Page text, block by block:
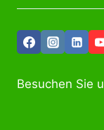
Besuchen Sie